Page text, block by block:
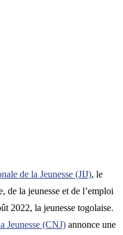
de la Jeunesse (JIJ), le
de la jeunesse et de l’emploi
2022, la jeunesse togolaise.
Jeunesse (CNJ) annonce une